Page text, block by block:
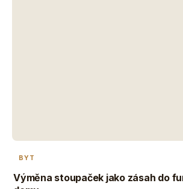
BYT
Výměna stoupaček jako zásah do